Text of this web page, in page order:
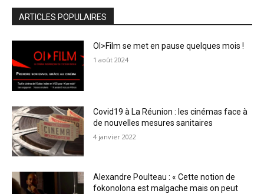
ARTICLES POPULAIRES
OI>Film se met en pause quelques mois !
1 août 2024
Covid19 à La Réunion : les cinémas face à
de nouvelles mesures sanitaires
4 janvier 2022
Alexandre Poulteau : « Cette notion de
fokonolona est malgache mais on peut